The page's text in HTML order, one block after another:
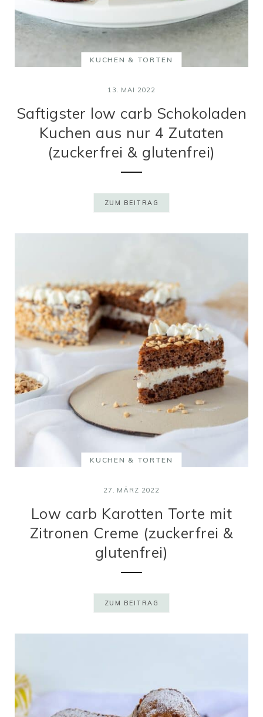
KUCHEN & TORTEN
13. MAI 2022
Saftigster low carb Schokoladen
Kuchen aus nur 4 Zutaten
(zuckerfrei & glutenfrei)
ZUM BEITRAG
KUCHEN & TORTEN
27. MÄRZ 2022
Low carb Karotten Torte mit
Zitronen Creme (zuckerfrei &
glutenfrei)
ZUM BEITRAG